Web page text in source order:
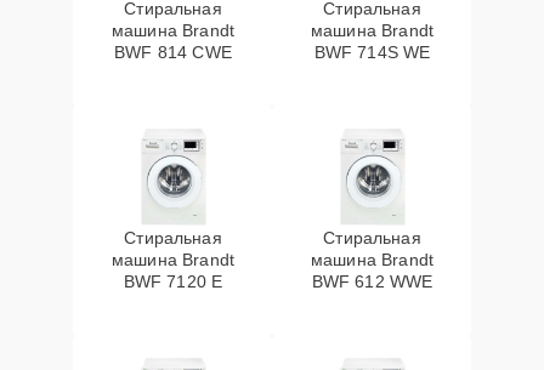
Стиральная
машина Brandt
BWF 814 CWE
Стиральная
машина Brandt
BWF 714S WE
Стиральная
машина Brandt
BWF 7120 E
Стиральная
машина Brandt
BWF 612 WWE